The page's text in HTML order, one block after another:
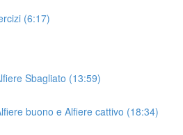
(6:17)
Sbagliato (13:59)
buono e Alfiere cattivo (18:34)